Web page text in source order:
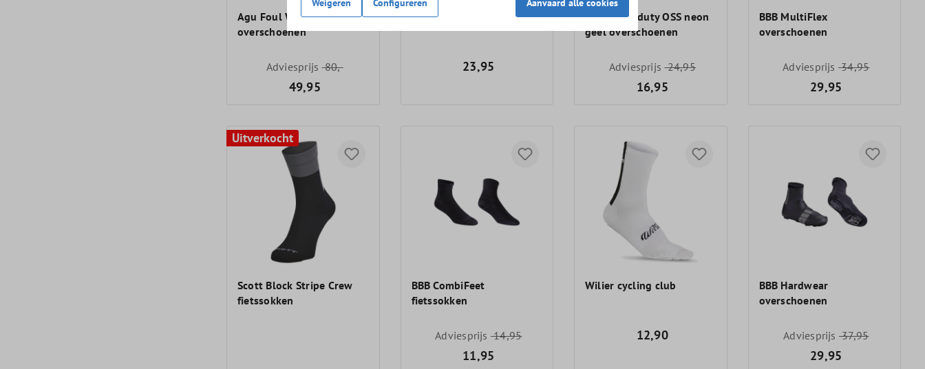
Agu Foul Weather
overschoenen
Adviesprijs80,-
49,95
BBB FIRneck
23,95
BBB Heavyduty OSS neon
geel overschoenen
Adviesprijs24,95
16,95
BBB MultiFlex
overschoenen
Adviesprijs 34,95
29,95
Uitverkocht
Scott Block Stripe Crew
fietssokken
BBB CombiFeet
fietssokken
Adviesprijs 14,95
11,95
Wilier cycling club
12,90
BBB Hardwear
overschoenen
Adviesprijs 37,95
29,95